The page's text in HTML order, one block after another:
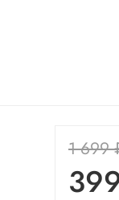
1 699